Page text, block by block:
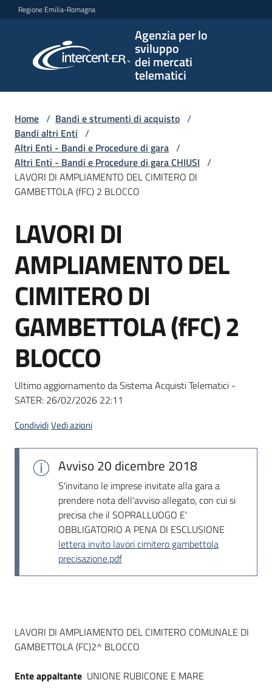
Vai al contenuto
Vai alla navigazione
Vai al footer
Regione Emilia-Romagna
Agenzia per lo
sviluppo
dei mercati
telematici
per lo
sviluppo
telematici
L'Agenzia
Bandi
e
di
Supporto
telematiche
Home / Bandi e strumenti di acquisto /
Bandi altri Enti /
Altri Enti - Bandi e Procedure di gara /
Altri Enti - Bandi e Procedure di gara CHIUSI /
LAVORI DI AMPLIAMENTO DEL CIMITERO DI
GAMBETTOLA (fFC) 2 BLOCCO
Salta al contenuto
LAVORI DI
AMPLIAMENTO DEL
CIMITERO DI
GAMBETTOLA (fFC) 2
BLOCCO
Ultimo aggiornamento da Sistema Acquisti Telematici -
SATER: 26/02/2026 22:11
CondividiVedi azioni
Avviso 20 dicembre 2018
S'invitano le imprese invitate alla gara a
prendere nota dell'avviso allegato, con cui si
precisa che il SOPRALLUOGO E'
OBBLIGATORIO A PENA DI ESCLUSIONE
lettera invito lavori cimitero gambettola
precisazione.pdf
Dati del bando
LAVORI DI AMPLIAMENTO DEL CIMITERO COMUNALE DI
GAMBETTOLA (FC)2^ BLOCCO
Ente appaltante UNIONE RUBICONE E MARE